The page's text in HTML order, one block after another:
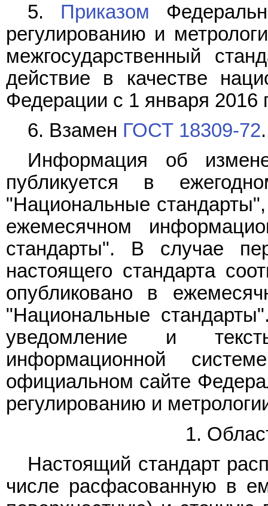
5. Приказом
регулированию и
межгосударственный
действие в качестве
Федерации с 1 января 2016
6. Взамен ГОСТ 18309-72.
Информация об
публикуется в
"Национальные
ежемесячном
стандарты". В случае
настоящего стандарта
опубликовано в
"Национальные
уведомление и
информационной
официальном сайте
регулированию и
1.
Настоящий стандарт
числе расфасованную в